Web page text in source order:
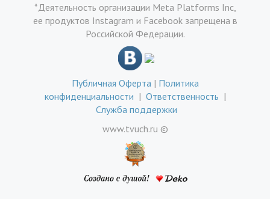
*Деятельность организации Meta Platforms Inc,
ее продуктов Instagram и Facebook запрещена в
Российской Федерации.
Публичная Оферта | Политика
конфиденциальности | Ответственность |
Служба поддержки
www.tvuch.ru ©